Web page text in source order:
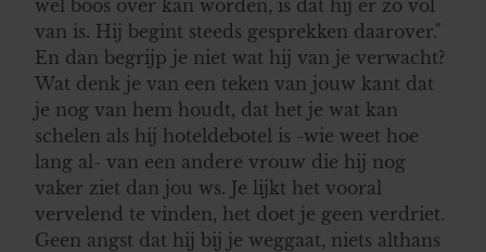
wel boos over kan worden, is dat hij er zo vol
van is. Hij begint steeds gesprekken daarover."
En dan begrijp je niet wat hij van je verwacht?
Wat denk je van een teken van jouw kant dat
je nog van hem houdt, dat het je wat kan
schelen als hij hoteldebotel is -wie weet hoe
lang al- van een andere vrouw die hij nog
vaker ziet dan jou ws. Je lijkt het vooral
vervelend te vinden, het doet je geen verdriet.
Geen angst dat hij bij je weggaat, niets althans